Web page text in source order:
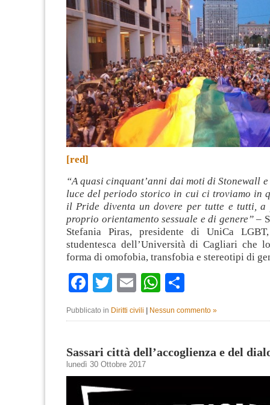
[red]
“A quasi cinquant’anni dai moti di Stonewall
luce del periodo storico in cui ci troviamo in
il Pride diventa un dovere per tutte e tutti, a
proprio orientamento sessuale e di genere”–
Stefania Piras, presidente di UniCa LGBT,
studentesca dell’Università di Cagliari che
forma di omofobia, transfobia e stereotipi di
Facebook
TwitterEmailWhatsApp
Pubblicato in Diritti civili Nessun commento »
Sassari città dell’accoglienza e del
lunedì 30 Ottobre 2017